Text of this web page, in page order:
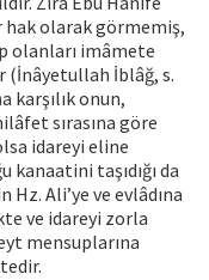
olarak görmemiş,
olanları imâmete
(İnâyetullah İblâğ, s.
karşılık onun,
sırasına göre
idareyi eline
taşıdığı da
Ali’ye ve evlâdına
ve idareyi zorla
mensuplarına